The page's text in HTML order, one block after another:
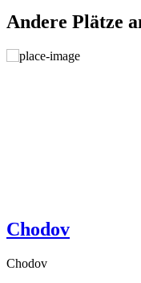
Andere Plätze
Chodov
Chodov